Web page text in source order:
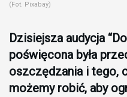
(Fot. Pixabay)
Dzisiejsza audycja
poświęcona była
oszczędzania i tego,
możemy robić, aby